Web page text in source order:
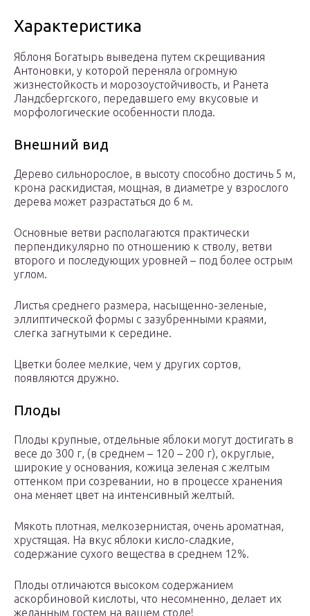
Характеристика
Яблоня Богатырь выведена путем скрещивания
Антоновки, у которой переняла огромную
жизнестойкость и морозоустойчивость, и Ранета
Ландсбергского, передавшего ему вкусовые и
морфологические особенности плода.
Внешний вид
Дерево сильнорослое, в высоту способно достичь 5 м,
крона раскидистая, мощная, в диаметре у взрослого
дерева может разрастаться до 6 м.
Основные ветви располагаются практически
перпендикулярно по отношению к стволу, ветви
второго и последующих уровней – под более острым
углом.
Листья среднего размера, насыщенно-зеленые,
эллиптической формы с зазубренными краями,
слегка загнутыми к середине.
Цветки более мелкие, чем у других сортов,
появляются дружно.
Плоды
Плоды крупные, отдельные яблоки могут достигать в
весе до 300 г, (в среднем – 120 – 200 г), округлые,
широкие у основания, кожица зеленая с желтым
оттенком при созревании, но в процессе хранения
она меняет цвет на интенсивный желтый.
Мякоть плотная, мелкозернистая, очень ароматная,
хрустящая. На вкус яблоки кисло-сладкие,
содержание сухого вещества в среднем 12%.
Плоды отличаются высоком содержанием
аскорбиновой кислоты, что несомненно, делает их
желанным гостем на вашем столе!